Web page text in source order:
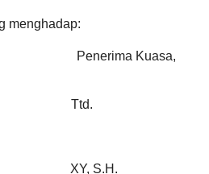
menghadap:
Penerima Kuasa,
Ttd.
XY, S.H.